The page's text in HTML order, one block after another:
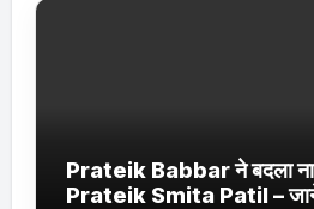
Prateik Babbar ने बदला
Prateik Smita Patil – जानें